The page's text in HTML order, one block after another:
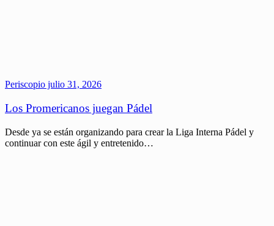
Periscopio julio 31, 2026
Los Promericanos juegan Pádel
Desde ya se están organizando para crear la Liga Interna Pádel y
continuar con este ágil y entretenido…